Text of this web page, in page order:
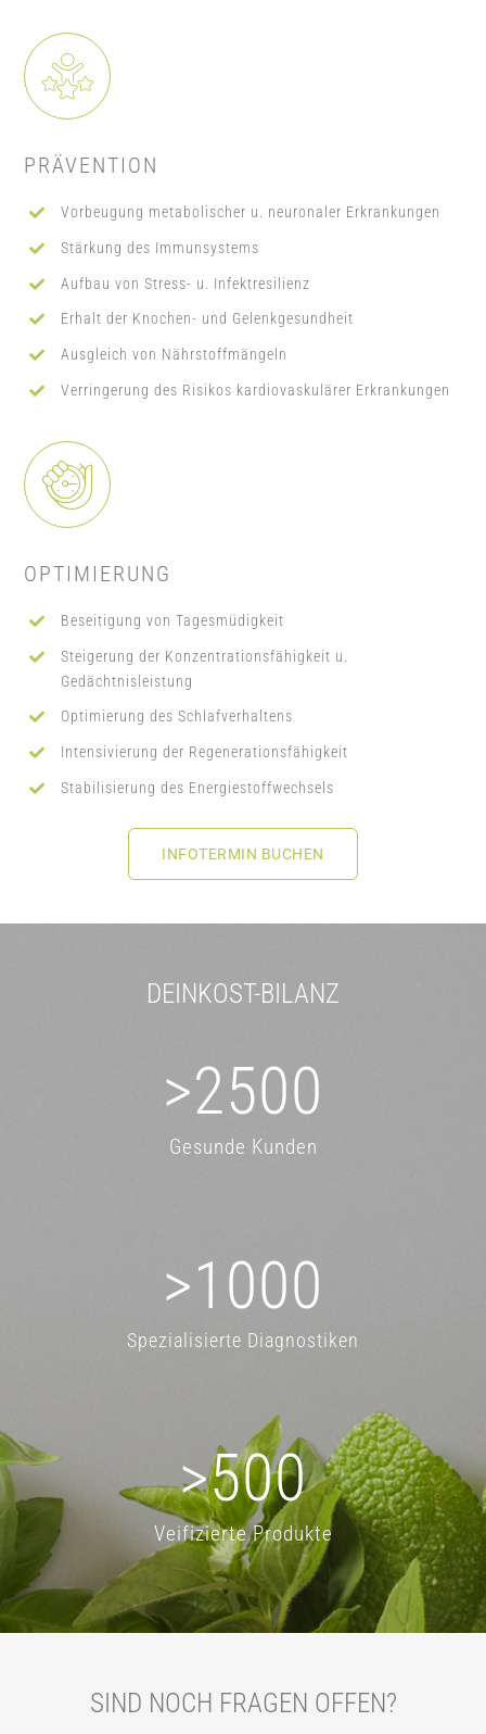
PRÄVENTION
Vorbeugung metabolischer u. neuronaler Erkrankungen
Stärkung des Immunsystems
Aufbau von Stress- u. Infektresilienz
Erhalt der Knochen- und Gelenkgesundheit
Ausgleich von Nährstoffmängeln
Verringerung des Risikos kardiovaskulärer Erkrankungen
OPTIMIERUNG
Beseitigung von Tagesmüdigkeit
Steigerung der Konzentrationsfähigkeit u.
Gedächtnisleistung
Optimierung des Schlafverhaltens
Intensivierung der Regenerationsfähigkeit
Stabilisierung des Energiestoffwechsels
INFOTERMIN BUCHEN
DEINKOST-BILANZ
>2500
Gesunde Kunden
>1000
Spezialisierte Diagnostiken
>500
Veifizierte Produkte
SIND NOCH FRAGEN OFFEN?